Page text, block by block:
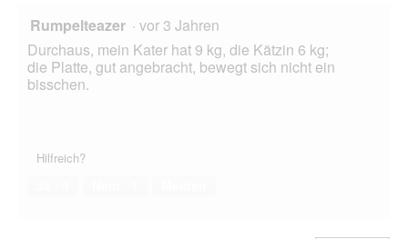
Rumpelteazer · vor 3 Jahren
Durchaus, mein Kater hat 9 kg, die Kätzin 6 kg;
die Platte, gut angebracht, bewegt sich nicht ein
bisschen.
Hilfreich?